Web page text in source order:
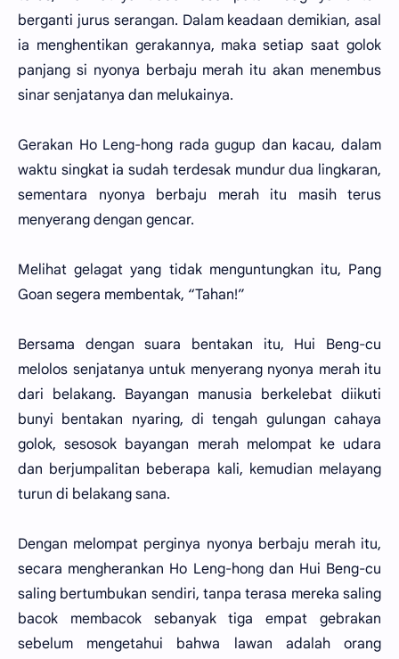
berganti jurus serangan. Dalam keadaan demikian, asal
ia menghentikan gerakannya, maka setiap saat golok
panjang si nyonya berbaju merah itu akan menembus
sinar senjatanya dan melukainya.
Gerakan Ho Leng-hong rada gugup dan kacau, dalam
waktu singkat ia sudah terdesak mundur dua lingkaran,
sementara nyonya berbaju merah itu masih terus
menyerang dengan gencar.
Melihat gelagat yang tidak menguntungkan itu, Pang
Goan segera membentak, “Tahan!”
Bersama dengan suara bentakan itu, Hui Beng-cu
melolos senjatanya untuk menyerang nyonya merah itu
dari belakang. Bayangan manusia berkelebat diikuti
bunyi bentakan nyaring, di tengah gulungan cahaya
golok, sesosok bayangan merah melompat ke udara
dan berjumpalitan beberapa kali, kemudian melayang
turun di belakang sana.
Dengan melompat perginya nyonya berbaju merah itu,
secara mengherankan Ho Leng-hong dan Hui Beng-cu
saling bertumbukan sendiri, tanpa terasa mereka saling
bacok membacok sebanyak tiga empat gebrakan
sebelum mengetahui bahwa lawan adalah orang